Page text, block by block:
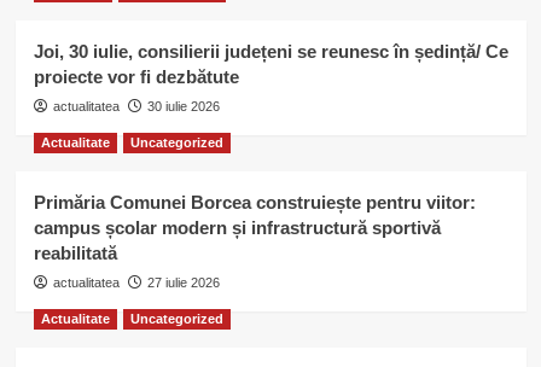
Joi, 30 iulie, consilierii județeni se reunesc în ședință/ Ce
proiecte vor fi dezbătute
actualitatea 30 iulie 2026
Actualitate Uncategorized
Primăria Comunei Borcea construiește pentru viitor:
campus școlar modern și infrastructură sportivă
reabilitată
actualitatea 27 iulie 2026
Actualitate Uncategorized